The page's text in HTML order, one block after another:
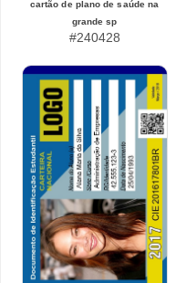
cartão de plano de saúde na
grande sp
#240428